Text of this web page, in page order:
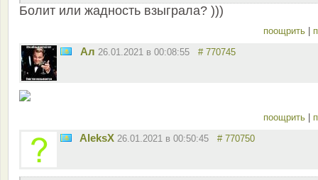
Болит или жадность взыграла? )))
поощрить
Ал 26.01.2021 в 00:08:55 # 770745
поощрить
AleksX 26.01.2021 в 00:50:45 # 770750